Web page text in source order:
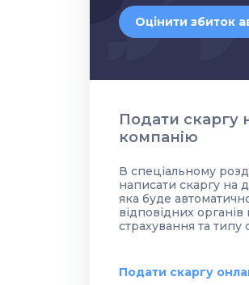
Оцінити збиток
Подати скаргу
компанію
В спеціальному
написати скаргу на
яка буде
відповідних
страхування та типу
Подати скаргу